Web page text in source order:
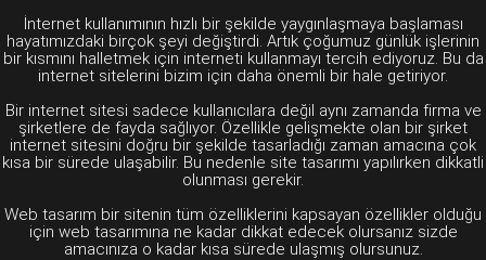
İnternet kullanımının hızlı bir şekilde yaygınlaşmaya başlaması
hayatımızdaki birçok şeyi değiştirdi. Artık çoğumuz günlük işlerinin
bir kısmını halletmek için interneti kullanmayı tercih ediyoruz. Bu da
internet sitelerini bizim için daha önemli bir hale getiriyor.
Bir internet sitesi sadece kullanıcılara değil aynı zamanda firma ve
şirketlere de fayda sağlıyor. Özellikle gelişmekte olan bir şirket
internet sitesini doğru bir şekilde tasarladığı zaman amacına çok
kısa bir sürede ulaşabilir. Bu nedenle site tasarımı yapılırken dikkatli
olunması gerekir.
Web tasarım bir sitenin tüm özelliklerini kapsayan özellikler olduğu
için web tasarımına ne kadar dikkat edecek olursanız sizde
amacınıza o kadar kısa sürede ulaşmış olursunuz.